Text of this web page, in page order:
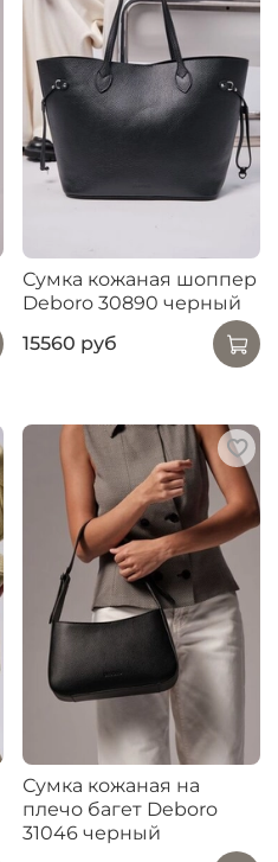
Сумка кожаная шоппер
Deboro 30890 черный
15560 руб
Сумка кожаная на
плечо багет Deboro
31046 черный